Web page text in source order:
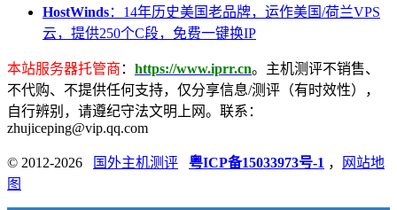
HostWinds：14年历史美国老品牌，运作美国/荷兰VPS
云，提供250个C段，免费一键换IP
本站服务器托管商 ： https://www.iprr.cn。主机测评不销售、
不代购、不提供任何支持，仅分享信息/测评（有时效性），
自行辨别，请遵纪守法文明上网。联系：
zhujiceping@vip.qq.com
© 2012-2026 国外主机测评 粤ICP备15033973号-1 ，
网站地
图